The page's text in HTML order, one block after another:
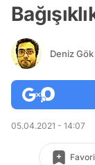
Deniz Gök
05.04.2021 - 14:07
Favori